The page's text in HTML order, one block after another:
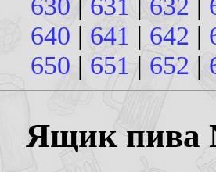
630 |631 |632 |
640 | 641 | 642 |
650 | 651| 652 |
Ящик пива